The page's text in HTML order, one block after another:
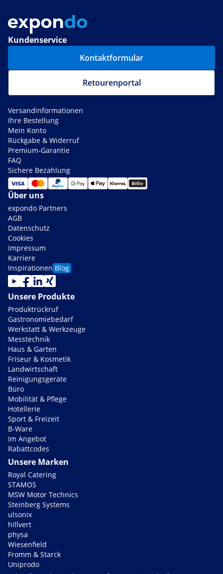
Kundenservice
Kontaktformular
Retourenportal
Versandinformationen
Ihre Bestellung
Mein Konto
Rückgabe & Widerruf
Premium-Garantie
FAQ
Sichere Bezahlung
Über uns
expondo Partners
AGB
Datenschutz
Cookies
Impressum
Karriere
Inspirationen Blog
Unsere Produkte
Produktrückruf
Gastronomiebedarf
Werkstatt & Werkzeuge
Messtechnik
Haus & Garten
Friseur & Kosmetik
Landwirtschaft
Reinigungsgeräte
Büro
Mobilität & Pflege
Hotellerie
Sport & Freizeit
B-Ware
Im Angebot
Rabattcodes
Unsere Marken
Royal Catering
STAMOS
MSW Motor Technics
Steinberg Systems
ulsonix
hillvert
physa
Wiesenfield
Fromm & Starck
Uniprodo